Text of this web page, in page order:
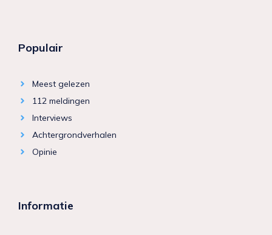
Populair
Meest gelezen
112 meldingen
Interviews
Achtergrondverhalen
Opinie
Informatie